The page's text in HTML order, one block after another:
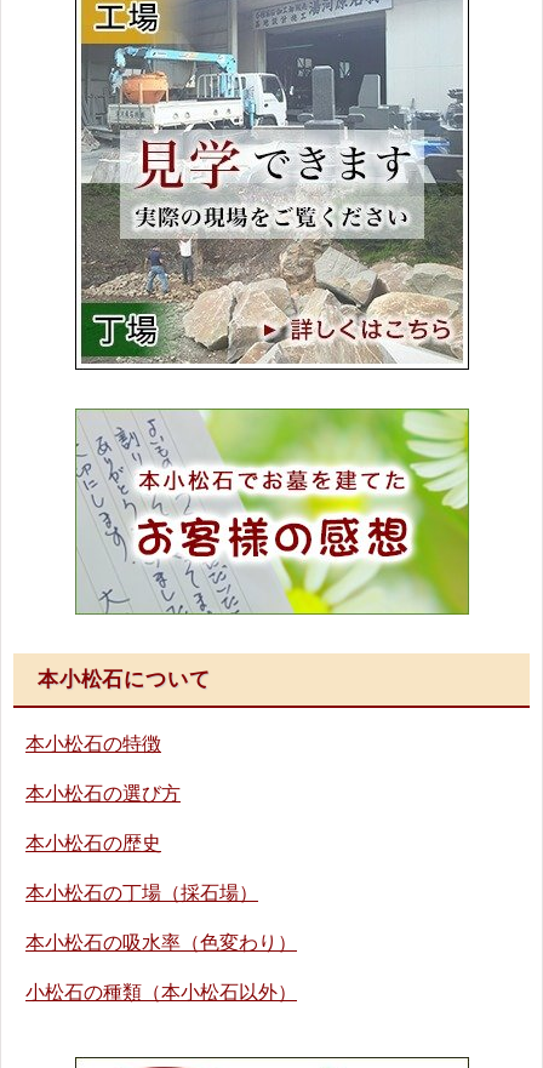
本小松石について
本小松石の特徴
本小松石の選び方
本小松石の歴史
本小松石の丁場（採石場）
本小松石の吸水率（色変わり）
小松石の種類（本小松石以外）